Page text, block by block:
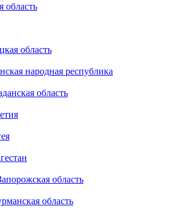
область
область
народная республика
область
область
область